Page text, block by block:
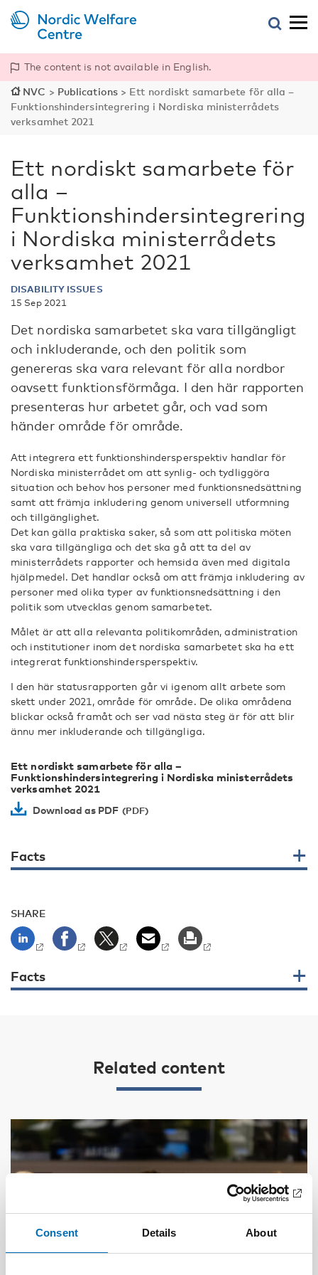
Consent Details About
The content is not available in English.
NVC > Publications> Ett nordiskt samarbete för alla –
Funktionshindersintegrering i Nordiska ministerrådets
verksamhet 2021
Ett nordiskt samarbete för
alla –
Funktionshindersintegrering
i Nordiska ministerrådets
verksamhet 2021
DISABILITY ISSUES
15 Sep 2021
Det nordiska samarbetet ska vara tillgängligt
och inkluderande, och den politik som
genereras ska vara relevant för alla nordbor
oavsett funktionsförmåga. I den här rapporten
presenteras hur arbetet går, och vad som
händer område för område.
Att integrera ett funktionshindersperspektiv handlar för
Nordiska ministerrådet om att synlig- och tydliggöra
situation och behov hos personer med funktionsnedsättning
samt att främja inkludering genom universell utformning
och tillgänglighet.
Det kan gälla praktiska saker, så som att politiska möten
ska vara tillgängliga och det ska gå att ta del av
ministerrådets rapporter och hemsida även med digitala
hjälpmedel. Det handlar också om att främja inkludering av
personer med olika typer av funktionsnedsättning i den
politik som utvecklas genom samarbetet.
Målet är att alla relevanta politikområden, administration
och institutioner inom det nordiska samarbetet ska ha ett
integrerat funktionshindersperspektiv.
I den här statusrapporten går vi igenom allt arbete som
skett under 2021, område för område. De olika områdena
blickar också framåt och ser vad nästa steg är för att blir
ännu mer inkluderande och tillgängliga.
Ett nordiskt samarbete för alla –
Funktionshindersintegrering i Nordiska ministerrådets
verksamhet 2021
Download as PDF
Facts
SHARE
Facts
Related content